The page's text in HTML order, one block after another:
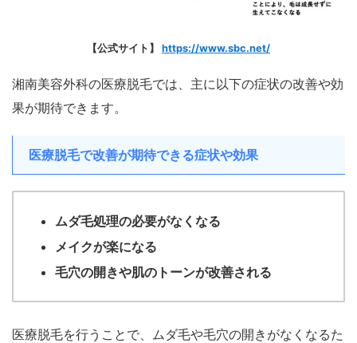
【公式サイト】 https://www.sbc.net/
湘南美容外科の医療脱毛では、主に以下の症状の改善や効
果が期待できます。
医療脱毛で改善が期待できる症状や効果
ムダ毛処理の必要がなくなる
メイクが楽になる
毛穴の開きや肌のトーンが改善される
医療脱毛を行うことで、ムダ毛や毛穴の開きがなくなるた